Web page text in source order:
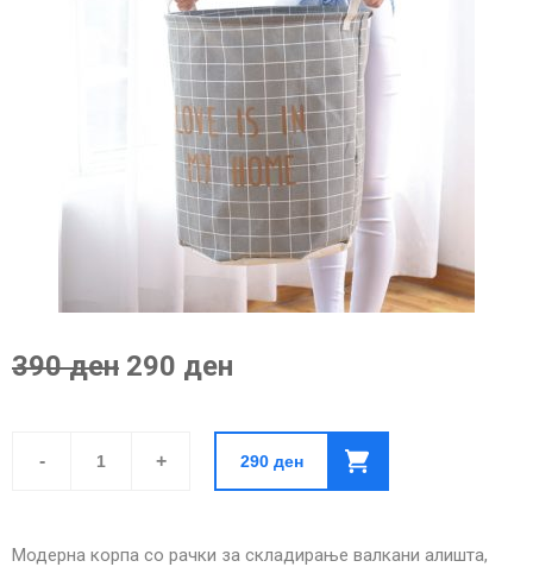
390 ден 290 ден
-
Алишта
+ 290 ден
Модерна корпа со рачки за складирање валкани алишта,